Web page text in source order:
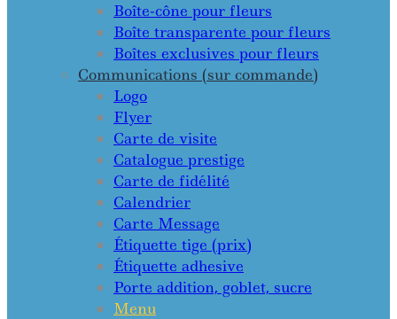
Boîte-cône pour fleurs
Boîte transparente pour fleurs
Boîtes exclusives pour fleurs
Communications (sur commande)
Logo
Flyer
Carte de visite
Catalogue prestige
Carte de fidélité
Calendrier
Carte Message
Étiquette tige (prix)
Étiquette adhesive
Porte addition, goblet, sucre
Menu